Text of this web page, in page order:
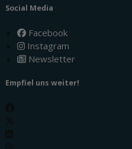
Social Media
Facebook
Instagram
Newsletter
Empfiel uns weiter!